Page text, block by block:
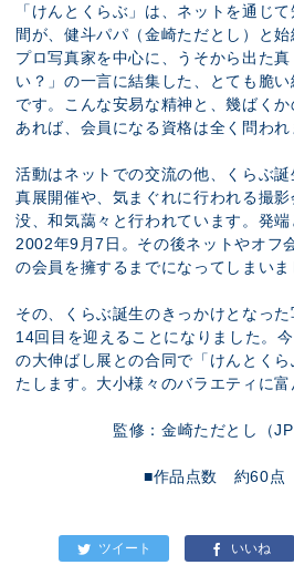
「けんとくらぶ」は、ネットを通じ
間が、健斗パパ（金崎ただとし）と
プロ写真家を中心に、うそから出た
い？」の一言に結集した、とても脆
です。こんな安易な精神と、幾ばく
あれば、会員になる資格は全く問われ
活動はネットでの交流の他、くらぶ
真展開催や、気まぐれに行われる撮
没、和気藹々と行われています。発
2002年9月7日。その後ネットやオフ
の会員を擁するまでになってしまいま
その、くらぶ誕生のきっかけとなっ
14回目を迎えることになりました。
の大伸ばし展との合同で「けんとく
たします。大小様々のバラエティに富
監修：金崎ただとし（
■作品点数 約60点